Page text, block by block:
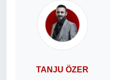
TANJU ÖZER